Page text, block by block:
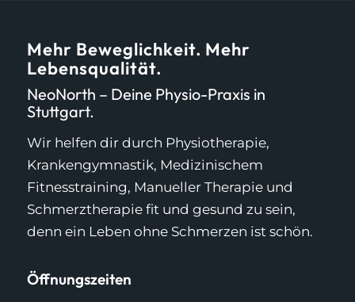
Mehr Beweglichkeit. Mehr
Lebensqualität.
NeoNorth – Deine Physio-Praxis in
Stuttgart.
Wir helfen dir durch Physiotherapie,
Krankengymnastik, Medizinischem
Fitnesstraining, Manueller Therapie und
Schmerztherapie fit und gesund zu sein,
denn ein Leben ohne Schmerzen ist schön.
Öffnungszeiten